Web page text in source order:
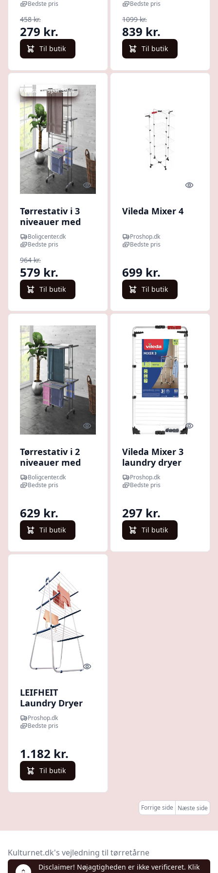
niveauer,
Bedste pris
458 kr.
279 kr.
Til butik
sølvBedste pris
1099 kr.
839 kr.
Til butik
Udsalg - spar 39 %
Quick look
Tørrestativ i 3
niveauer med
hjul - 60 × 70 ×
129 cm,
Boligcenter.dk
Bedste pris
964 kr.
579 kr.
Til butik
Quick
Vileda Mixer 4
Proshop.dk
Bedste pris
699 kr.
Til butik
Quick look
Tørrestativ i 2
niveauer med
hjul - 60 × 70 ×
106 cm,
Boligcenter.dk
Bedste pris
629 kr.
Til butik
Quick
Vileda Mixer 3
laundry dryer
Proshop.dk
Bedste pris
297 kr.
Til butik
Quick look
LEIFHEIT
Laundry Dryer
Tower 190
Proshop.dk
Bedste pris
1.182 kr.
Til butik
Forrige side Næste side
Kulturnet.dk's vejledning til tørretårne
Disclaimer! Nøjagtigheden er ikke verificeret. Klik